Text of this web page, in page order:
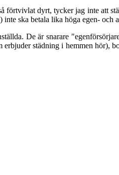
förtvivlat dyrt, tycker jag inte att
ska betala lika höga egen-
De är snarare
städning i hemmen hör),